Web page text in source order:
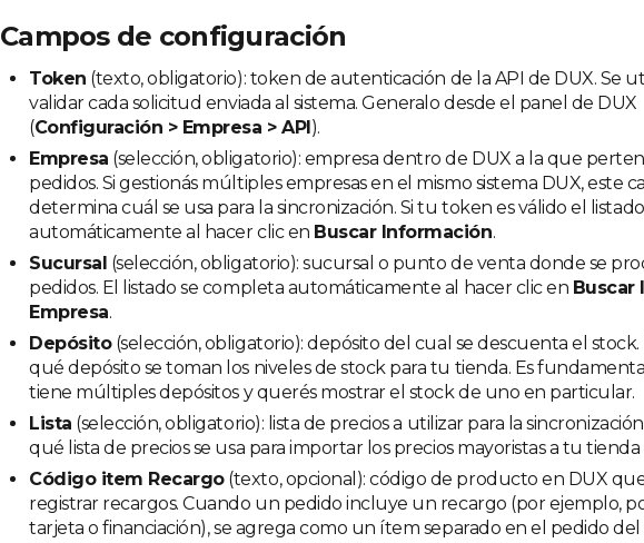
Campos de configuración
Token (texto, obligatorio): token de autenticación de la API de DUX. Se
validar cada solicitud enviada al sistema. Generalo desde el panel de DUX
(Configuración > Empresa > API).
Empresa (selección, obligatorio): empresa dentro de DUX a la que
pedidos. Si gestionás múltiples empresas en el mismo sistema DUX, este
determina cuál se usa para la sincronización. Si tu token es válido el
automáticamente al hacer clic en Buscar Información.
Sucursal (selección, obligatorio): sucursal o punto de venta donde se
pedidos. El listado se completa automáticamente al hacer clic en Buscar
Empresa.
Depósito(selección, obligatorio): depósito del cual se descuenta el stock.
qué depósito se toman los niveles de stock para tu tienda. Es
tiene múltiples depósitos y querés mostrar el stock de uno en particular.
Lista (selección, obligatorio): lista de precios a utilizar para la
qué lista de precios se usa para importar los precios mayoristas a tu tienda
Código item Recargo(texto, opcional): código de producto en DUX
registrar recargos. Cuando un pedido incluye un recargo (por ejemplo,
tarjeta o financiación), se agrega como un ítem separado en el pedido